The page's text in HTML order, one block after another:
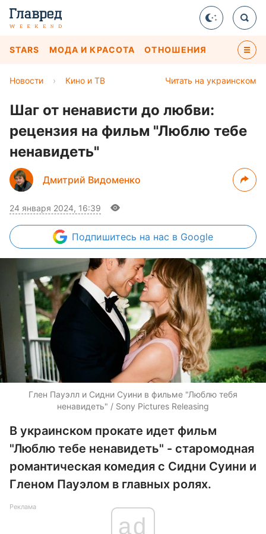
STARS МОДА И КРАСОТА ОТНОШЕНИЯ
Читать на украинском
Новости › Кино и ТВ
Шаг от ненависти до любви:
рецензия на фильм "Люблю тебе
ненавидеть"
Дмитрий Видоменко
24 января 2024, 16:39
Подпишитесь на нас в Google
Глен Пауэлл и Сидни Суини в фильме "Люблю тебя
ненавидеть" / Sony Pictures Releasing
В украинском прокате идет фильм
"Люблю тебе ненавидеть" - старомодная
романтическая комедия с Сидни Суини и
Гленом Пауэлом в главных ролях.
Реклама
ad